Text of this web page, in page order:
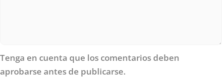
Tenga en cuenta que los comentarios deben
aprobarse antes de publicarse.